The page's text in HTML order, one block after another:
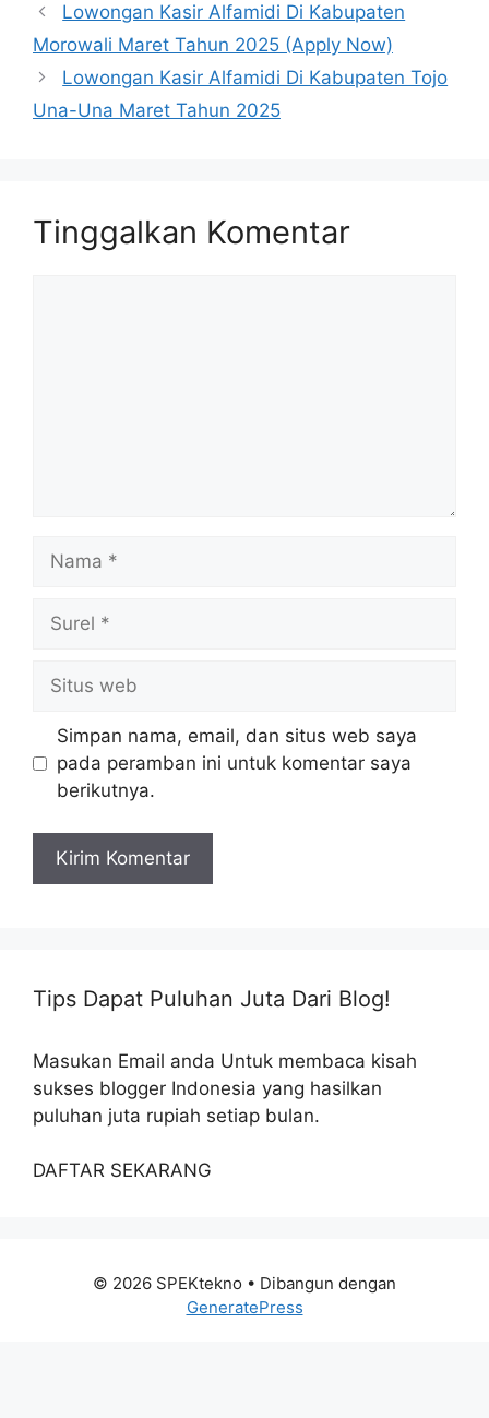
Lowongan Kasir Alfamidi Di Kabupaten
Morowali Maret Tahun 2025 (Apply Now)
Lowongan Kasir Alfamidi Di Kabupaten Tojo
Una-Una Maret Tahun 2025
Tinggalkan Komentar
Nama
Surel
Situs
web
Simpan nama, email, dan situs web saya
pada peramban ini untuk komentar saya
berikutnya.
Tips Dapat Puluhan Juta Dari Blog!
Masukan Email anda Untuk membaca kisah
sukses blogger Indonesia yang hasilkan
puluhan juta rupiah setiap bulan.
DAFTAR SEKARANG
© 2026 SPEKtekno • Dibangun dengan
GeneratePress